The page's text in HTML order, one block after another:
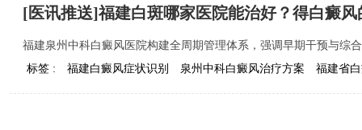
[医讯推送]福建白斑哪家医院能治好？得白癜
福建泉州中科白癜风医院构建全周期管理体系，强调早期干预与综
标签 :
福建白癜风症状识别 泉州中科白癜风治疗方案 福建省